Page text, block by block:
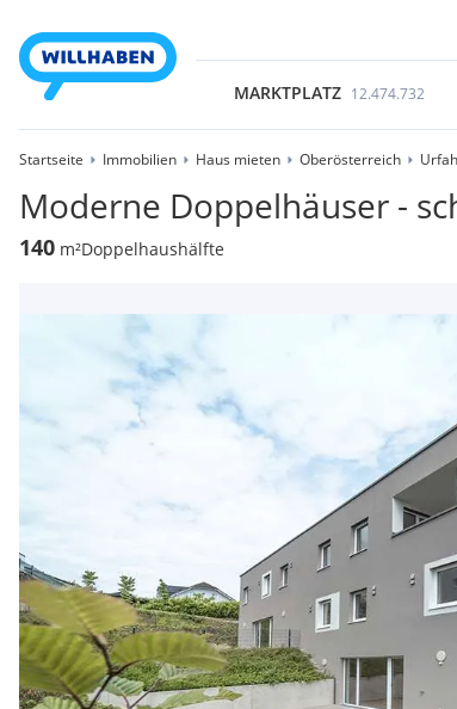
MARKTPLATZ 12.474.732
Startseite Immobilien Haus mieten Oberösterreich
Moderne Doppelhäuser -
140 m²Doppelhaushälfte